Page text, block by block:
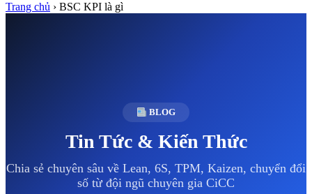
Trang chủ › BSC KPI là gì
BLOG
Tin Tức & Kiến Thức
Chia sẻ chuyên sâu về Lean, 6S, TPM, Kaizen, chuyển đổi
số từ đội ngũ chuyên gia CiCC